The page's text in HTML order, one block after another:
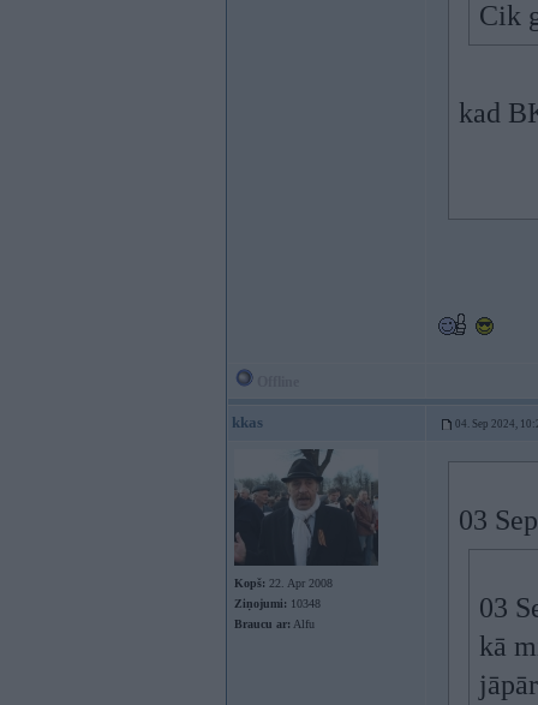
Cik
kad
kkas 04. Sep 2024,
Kopš: 22. Apr 2008
Ziņojumi: 10348
Braucu ar: Alfu
03
03
kā